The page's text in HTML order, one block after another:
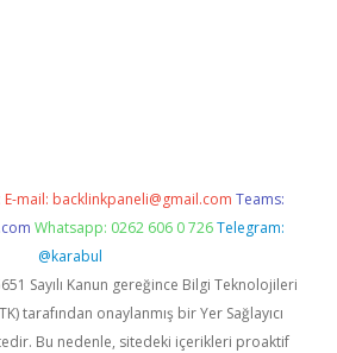
E-mail: backlinkpaneli@gmail.com Teams:
Whatsapp: 0262 606 0 726 Telegram:
@karabul
Sayılı Kanun gereğince Bilgi Teknolojileri
tarafından onaylanmış bir Yer Sağlayıcı
Bu nedenle, sitedeki içerikleri proaktif